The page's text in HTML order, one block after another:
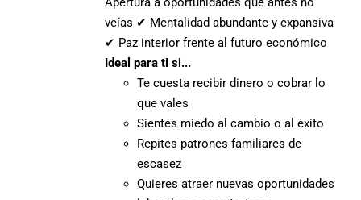
veías ✔ Mentalidad abundante y expansiva
✔ Paz interior frente al futuro económico
Ideal para ti si...
Te cuesta recibir dinero o cobrar lo
que vales
Sientes miedo al cambio o al éxito
Repites patrones familiares de
escasez
Quieres atraer nuevas oportunidades